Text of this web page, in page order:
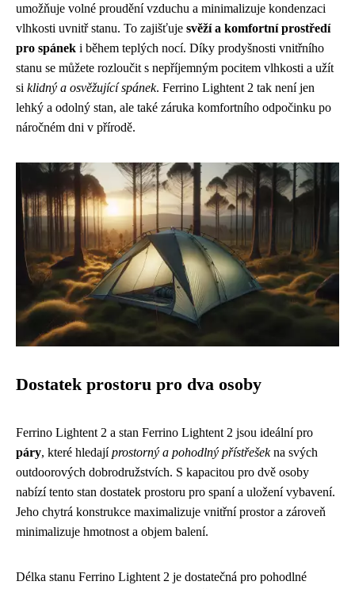
umožňuje volné proudění vzduchu a minimalizuje kondenzaci
vlhkosti uvnitř stanu. To zajišťuje svěží a komfortní prostředí
pro spánek i během teplých nocí. Díky prodyšnosti vnitřního
stanu se můžete rozloučit s nepříjemným pocitem vlhkosti a užít
si klidný a osvěžující spánek. Ferrino Lightent 2 tak není jen
lehký a odolný stan, ale také záruka komfortního odpočinku po
náročném dni v přírodě.
Dostatek prostoru pro dva osoby
Ferrino Lightent 2 a stan Ferrino Lightent 2 jsou ideální pro
páry, které hledajíprostorný a pohodlný přístřešekna svých
outdoorových dobrodružstvích. S kapacitou pro dvě osoby
nabízí tento stan dostatek prostoru pro spaní a uložení vybavení.
Jeho chytrá konstrukce maximalizuje vnitřní prostor a zároveň
minimalizuje hmotnost a objem balení.
Délka stanu Ferrino Lightent 2 je dostatečná pro pohodlné